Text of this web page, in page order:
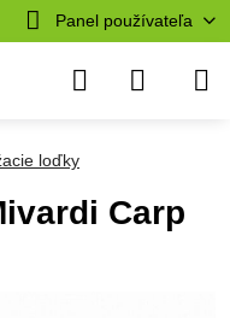
Panel používateľa
loďky
Carp